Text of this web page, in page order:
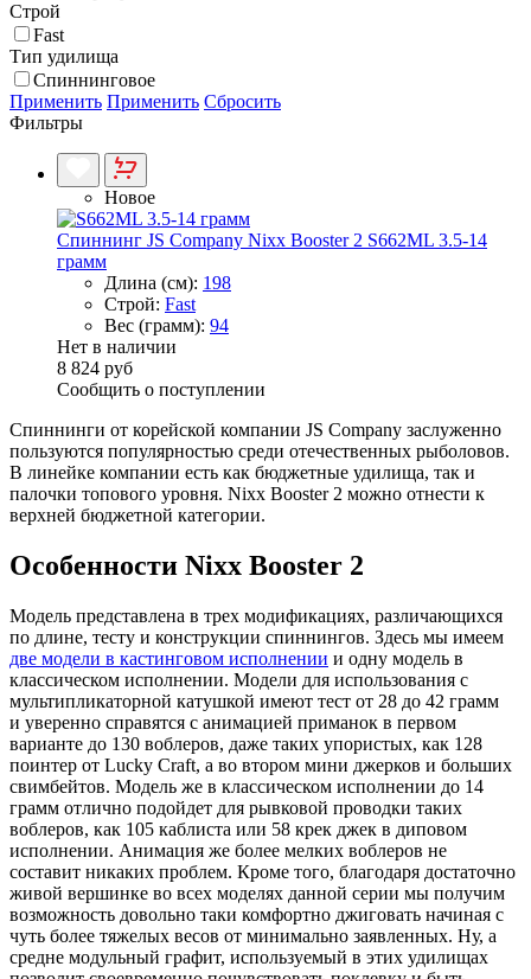
Строй
Fast
Тип удилища
Спиннинговое
Применить Применить Сбросить
Фильтры
Новое
Спиннинг JS Company Nixx Booster 2 S662ML 3.5-14
грамм
Длина (см): 198
Строй: Fast
Вес (грамм): 94
Нет в наличии
8 824 руб
Сообщить о поступлении
Спиннинги от корейской компании JS Company заслуженно
пользуются популярностью среди отечественных рыболовов.
В линейке компании есть как бюджетные удилища, так и
палочки топового уровня. Nixx Booster 2 можно отнести к
верхней бюджетной категории.
Особенности Nixx Booster 2
Модель представлена в трех модификациях, различающихся
по длине, тесту и конструкции спиннингов. Здесь мы имеем
две модели в кастинговом исполнении и одну модель в
классическом исполнении. Модели для использования с
мультипликаторной катушкой имеют тест от 28 до 42 грамм
и уверенно справятся с анимацией приманок в первом
варианте до 130 воблеров, даже таких упористых, как 128
поинтер от Lucky Craft, а во втором мини джерков и больших
свимбейтов. Модель же в классическом исполнении до 14
грамм отлично подойдет для рывковой проводки таких
воблеров, как 105 каблиста или 58 крек джек в диповом
исполнении. Анимация же более мелких воблеров не
составит никаких проблем. Кроме того, благодаря достаточно
живой вершинке во всех моделях данной серии мы получим
возможность довольно таки комфортно джиговать начиная с
чуть более тяжелых весов от минимально заявленных. Ну, а
средне модульный графит, используемый в этих удилищах